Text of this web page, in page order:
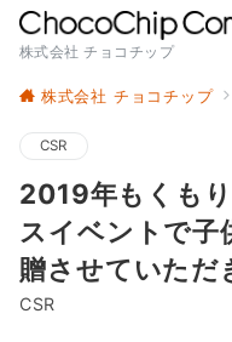
株式会社 チョコチップ
株式会社 チョコチップ
CSR
2019年もくも
スイベントで子
贈させていただ
CSR